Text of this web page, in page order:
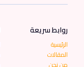
روابط سريعة
الرئيسية
المقالات
من نحن